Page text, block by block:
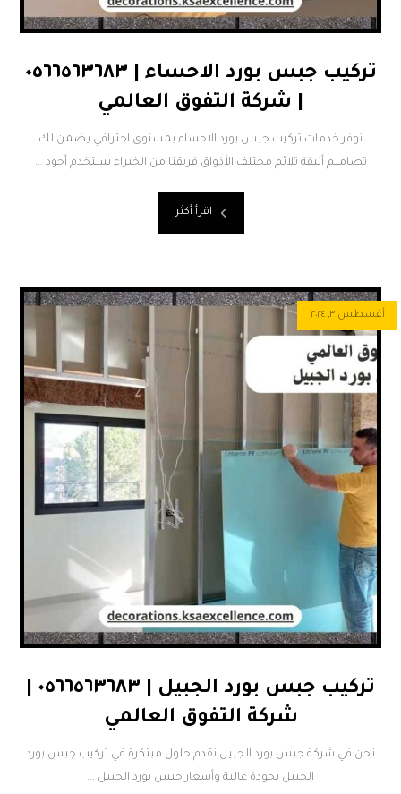
تركيب جبس بورد الاحساء | ٠٥٦٦٥٦٣٦٨٣
| شركة التفوق العالمي
نوفر خدمات تركيب جبس بورد الاحساء بمستوى احترافي يضمن لك
تصاميم أنيقة تلائم مختلف الأذواق فريقنا من الخبراء يستخدم أجود ...
اقرأ أكثر
شركة التفوق العالمي
أغسطس ٣, ٢٠٢٤
نحن في ​شركة جبس بورد الجبيل نقدم حلول مبتكرة في تركيب جبس بورد
الجبيل بجودة عالية و​أسعار جبس بورد الجبيل ...